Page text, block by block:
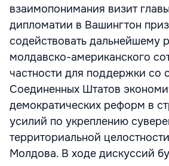
взаимопонимания визит
дипломатии в Вашингтон
содействовать дальнейшему
молдавско-американского
частности для поддержки со
Соединенных Штатов
демократических реформ в
усилий по укреплению
территориальной
Молдова. В ходе дискуссий